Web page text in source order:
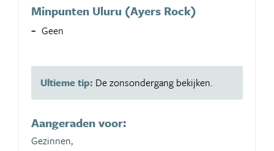
Minpunten Uluru (Ayers Rock)
Geen
Ultieme tip: De zonsondergang bekijken.
Aangeraden voor:
Gezinnen,